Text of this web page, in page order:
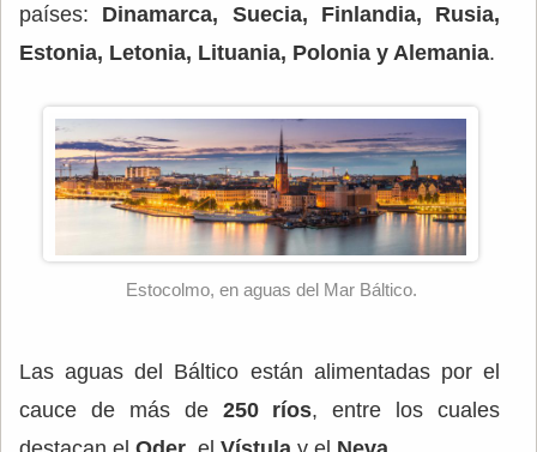
países: Dinamarca, Suecia, Finlandia, Rusia,
Estonia, Letonia, Lituania, Polonia y Alemania.
Estocolmo, en aguas del Mar Báltico.
Las aguas del Báltico están alimentadas por el
cauce de más de 250 ríos, entre los cuales